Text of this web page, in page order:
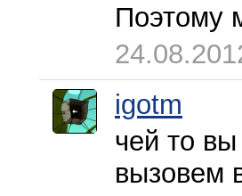
Поэтому
igotm
чей то
вызовем